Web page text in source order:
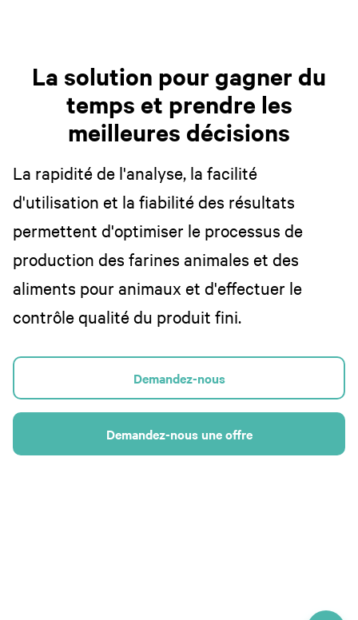
La solution pour gagner du
temps et prendre les
meilleures décisions
La rapidité de l'analyse, la facilité
d'utilisation et la fiabilité des résultats
permettent d'optimiser le processus de
production des farines animales et des
aliments pour animaux et d'effectuer le
contrôle qualité du produit fini.
Demandez-nous
Demandez-nous une offre